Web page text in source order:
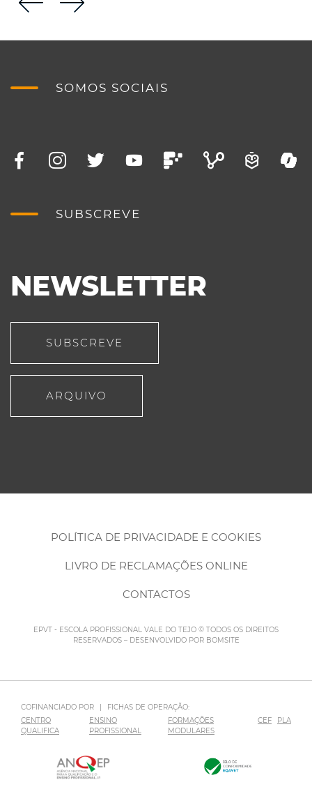
SOMOS SOCIAIS
SUBSCREVE
NEWSLETTER
SUBSCREVE
ARQUIVO
POLÍTICA DE PRIVACIDADE E COOKIES
LIVRO DE RECLAMAÇÕES ONLINE
CONTACTOS
EPVT - ESCOLA PROFISSIONAL VALE DO TEJO © TODOS OS DIREITOS
RESERVADOS – DESENVOLVIDO POR BOMSITE
COFINANCIADO POR |
FICHAS DE OPERAÇÃO:
CENTRO
QUALIFICA
ENSINO
PROFISSIONAL
FORMAÇÕES
MODULARES
CEF PLA